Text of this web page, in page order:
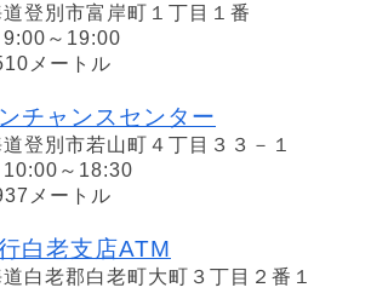
登別市富岸町１丁目１番
9:00～19:00
メートル
チャンスセンター
登別市若山町４丁目３３－１
10:00～18:30
メートル
白老支店ATM
白老郡白老町大町３丁目２番１